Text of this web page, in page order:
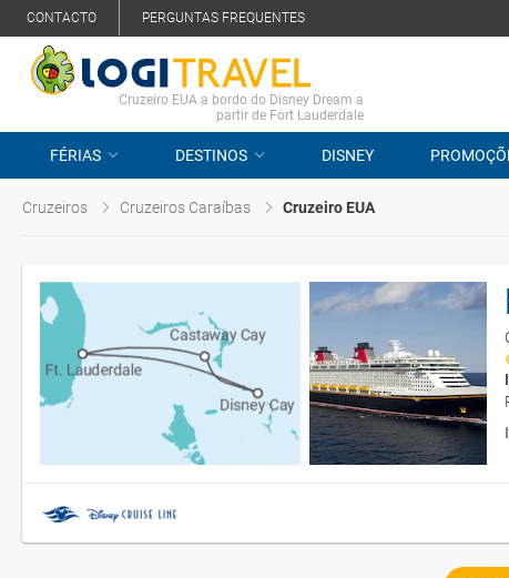
CONTACTO PERGUNTAS FREQUENTES
Cruzeiro EUA a bordo do Disney Dream a
partir de Fort Lauderdale
FÉRIAS DESTINOS DISNEY
Cruzeiros Cruzeiros Caraíbas Cruzeiro EUA